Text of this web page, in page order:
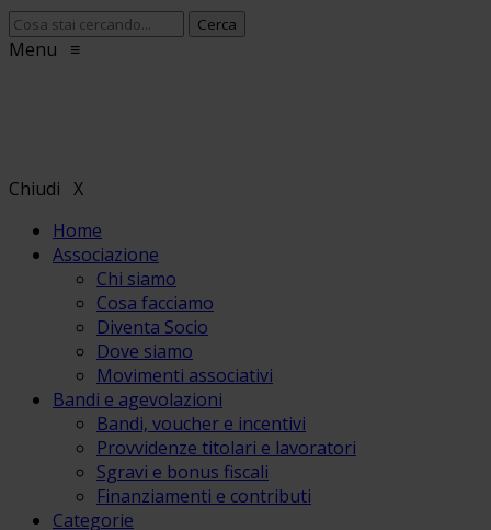
Menu ≡
Chiudi X
Home
Associazione
Chi siamo
Cosa facciamo
Diventa Socio
Dove siamo
Movimenti associativi
Bandi e agevolazioni
Bandi, voucher e incentivi
Provvidenze titolari e lavoratori
Sgravi e bonus fiscali
Finanziamenti e contributi
Categorie